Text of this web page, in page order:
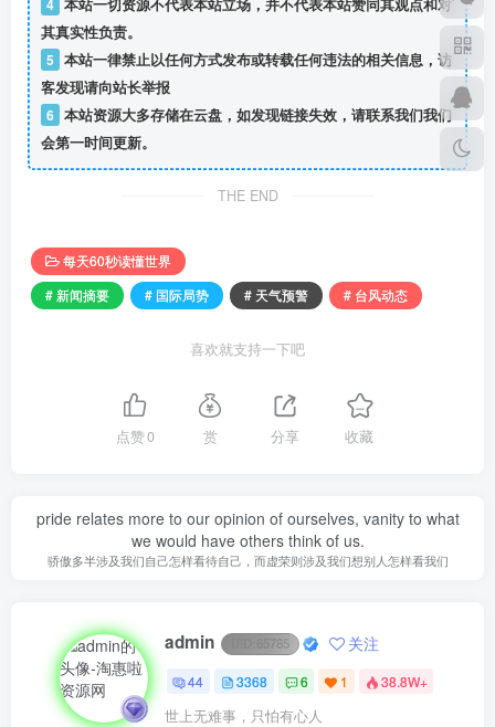
4 本站一切资源不代表本站立场，并不代表本站赞同其观点和对
其真实性负责。
5 本站一律禁止以任何方式发布或转载任何违法的相关信息，访
客发现请向站长举报
6 本站资源大多存储在云盘，如发现链接失效，请联系我们我们
会第一时间更新。
THE END
每天60秒读懂世界
# 新闻摘要
# 国际局势 # 天气预警 # 台风动态
喜欢就支持一下吧
点赞0 赏 分享 收藏
pride relates more to our opinion of ourselves, vanity to what
we would have others think of us.
骄傲多半涉及我们自己怎样看待自己，而虚荣则涉及我们想别人怎样看我们
admin 65785 关注
44 3368 6 1 38.8W+
世上无难事，只怕有心人